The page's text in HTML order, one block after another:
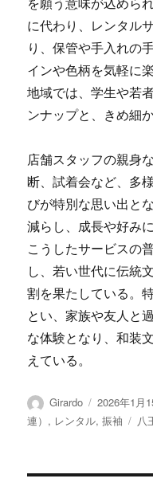
に代わり、レンタル
り、保管や手入れの
インや色柄を気軽に
地域では、学生や若
ンナップと、きめ細
店舗スタッフの親身
断、試着会など、多
びが特別な思い出と
減らし、成長や好み
こうしたサービスの
し、若い世代に伝統
割を果たしている。
とい、家族や友人と
な体験となり、和装
えている。
投
稿
Girardo
投
稿
2026年1月
連） , レンタル,振袖
タ
八